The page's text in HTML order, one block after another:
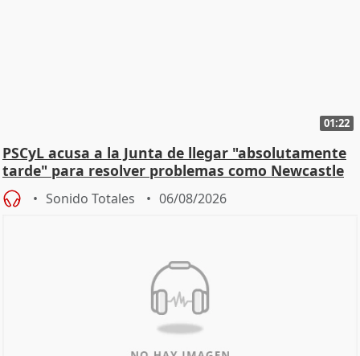
01:22
PSCyL acusa a la Junta de llegar "absolutamente
tarde" para resolver problemas como Newcastle
Sonido Totales 06/08/2026